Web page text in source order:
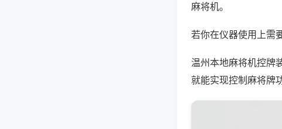
麻将机。
若你在仪器使用上需
温州本地麻将机控牌
就能实现控制麻将牌